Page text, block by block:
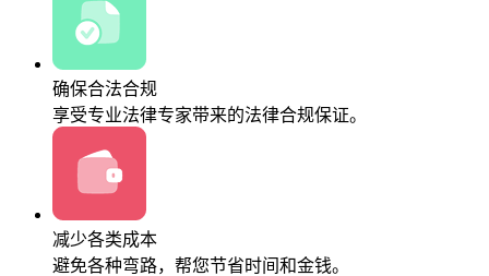
确保合法合规
享受专业法律专家带来的法律合规保证。
减少各类成本
避免各种弯路，帮您节省时间和金钱。